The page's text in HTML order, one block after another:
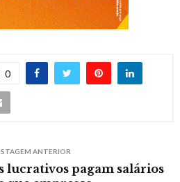
0
ANTERIOR
lucrativos pagam salários